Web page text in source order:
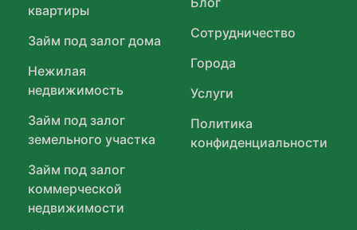
квартиры
Займ под залог дома
Нежилая
недвижимость
Займ под залог
земельного участка
Займ под залог
коммерческой
недвижимости
Сотрудничество
Города
Услуги
Политика
конфиденциальности